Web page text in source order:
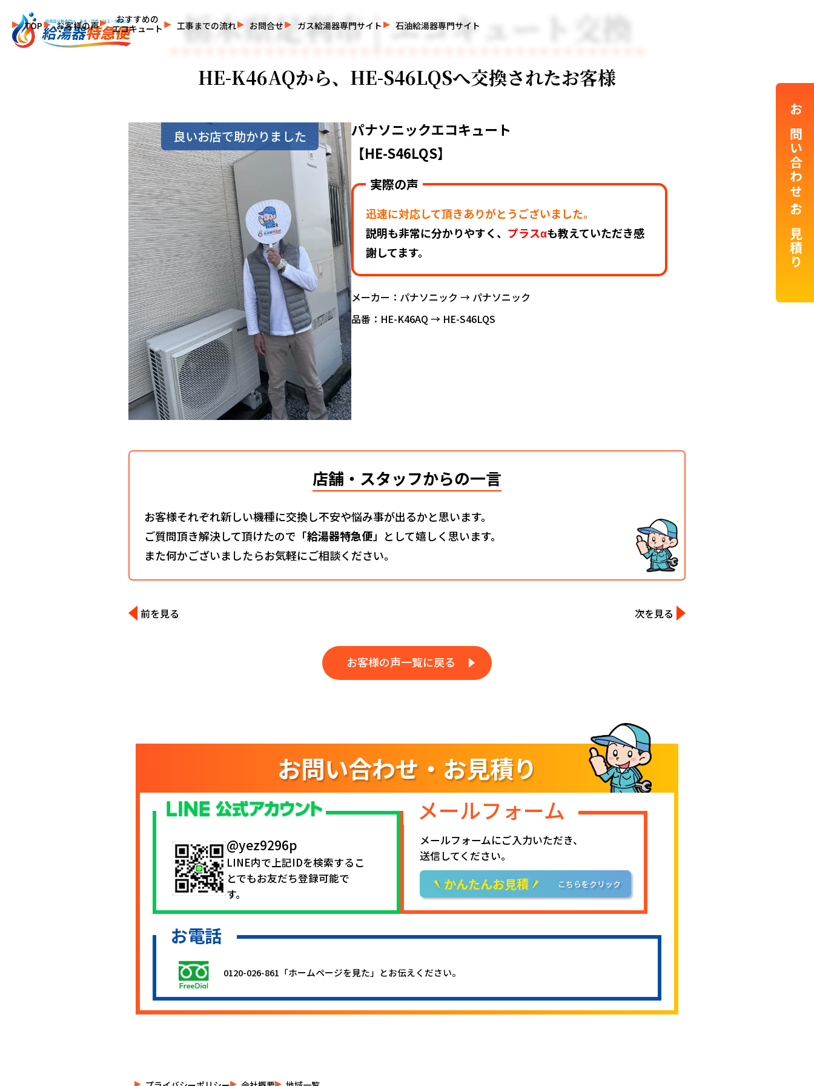
TOP お客様の声
おすすめの
エコキュート
工事までの流れ お問合せ ガス給湯器専門サイト 石油給湯器専門サイト
お問い合わせ・お見積り
栃木県足利市 | エコキュート交換
HE-K46AQから、HE-S46LQSへ交換されたお客様
良いお店で助かりました
パナソニックエコキュート
【HE-S46LQS】
実際の声
迅速に対応して頂きありがとうございました。
説明も非常に分かりやすく、 プラスαも教えていただき感
謝してます。
メーカー：パナソニック → パナソニック
品番：HE-K46AQ → HE-S46LQS
店舗・スタッフからの一言
お客様それぞれ新しい機種に交換し不安や悩み事が出るかと思います。
ご質問頂き解決して頂けたので「給湯器特急便」として嬉しく思います。
また何かございましたらお気軽にご相談ください。
前を見る 次を見る
お客様の声一覧に戻る
お問い合わせ・お見積り
@yez9296p
LINE内で上記IDを検索するこ
とでもお友だち登録可能で
す。
メールフォーム
メールフォームにご入力いただき、
送信してください。
かんたんお見積 こちらをクリック
お電話
0120-026-861 「ホームページを見た」とお伝えください。